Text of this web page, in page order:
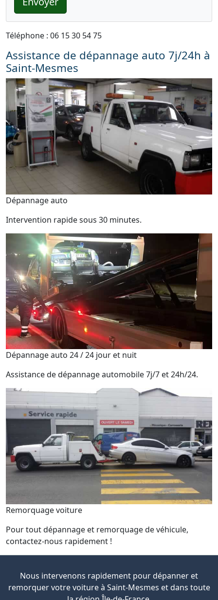
Téléphone : 06 15 30 54 75
Assistance de dépannage auto 7j/24h à
Saint-Mesmes
Dépannage auto
Intervention rapide sous 30 minutes.
Dépannage auto 24 / 24 jour et nuit
Assistance de dépannage automobile 7j/7 et 24h/24.
Remorquage voiture
Pour tout dépannage et remorquage de véhicule,
contactez-nous rapidement !
Nous intervenons rapidement pour dépanner et
remorquer votre voiture à Saint-Mesmes et dans toute